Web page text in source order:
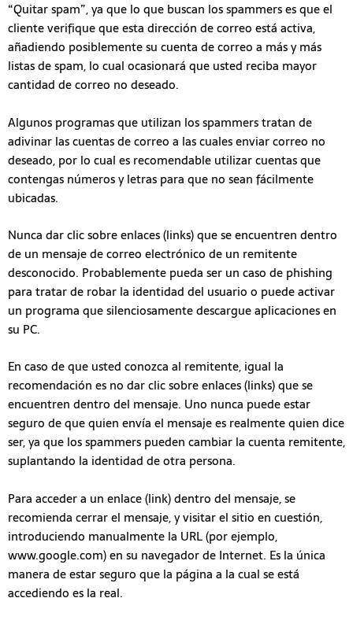
“Quitar spam”, ya que lo que buscan los spammers es que el
cliente verifique que esta dirección de correo está activa,
añadiendo posiblemente su cuenta de correo a más y más
listas de spam, lo cual ocasionará que usted reciba mayor
cantidad de correo no deseado.
Algunos programas que utilizan los spammers tratan de
adivinar las cuentas de correo a las cuales enviar correo no
deseado, por lo cual es recomendable utilizar cuentas que
contengas números y letras para que no sean fácilmente
ubicadas.
Nunca dar clic sobre enlaces (links) que se encuentren dentro
de un mensaje de correo electrónico de un remitente
desconocido. Probablemente pueda ser un caso de phishing
para tratar de robar la identidad del usuario o puede activar
un programa que silenciosamente descargue aplicaciones en
su PC.
En caso de que usted conozca al remitente, igual la
recomendación es no dar clic sobre enlaces (links) que se
encuentren dentro del mensaje. Uno nunca puede estar
seguro de que quien envía el mensaje es realmente quien dice
ser, ya que los spammers pueden cambiar la cuenta remitente,
suplantando la identidad de otra persona.
Para acceder a un enlace (link) dentro del mensaje, se
recomienda cerrar el mensaje, y visitar el sitio en cuestión,
introduciendo manualmente la URL (por ejemplo,
www.google.com) en su navegador de Internet. Es la única
manera de estar seguro que la página a la cual se está
accediendo es la real.